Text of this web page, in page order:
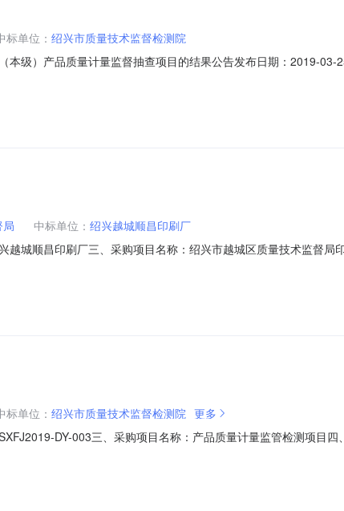
标单位： 绍兴市质量技术监督检测院
级）产品质量计量监督抽查项目的结果公告发布日期：2019-03-
率备注1产品质量计量监督抽查项目绍兴市质量技术监督检测院标
中标单位： 绍兴越城顺昌印刷厂
城顺昌印刷厂三、采购项目名称：绍兴市越城区质量技术监督局
二类、三类详见附件份5000.25125.005二类、三类详见附件
标单位： 绍兴市质量技术监督检测院 更多
DY-003三、采购项目名称：产品质量计量监管检测项目
”部分描述八、拟定供应商：1．拟定供应商名称：绍兴市质量技